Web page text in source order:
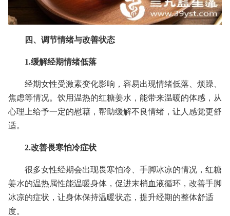
四、调节情绪与改善状态
1.缓解经期情绪低落
经期女性受激素变化影响，容易出现情绪低落、烦躁、
焦虑等情况。饮用温热的红糖姜水，能带来温暖的体感，从
心理上给予一定的慰藉，帮助缓解不良情绪，让人感觉更舒
适。
2.改善畏寒怕冷症状
很多女性经期会出现畏寒怕冷、手脚冰凉的情况，红糖
姜水的温热属性能温暖身体，促进末梢血液循环，改善手脚
冰凉的症状，让身体保持温暖状态，提升经期的整体舒适
度。